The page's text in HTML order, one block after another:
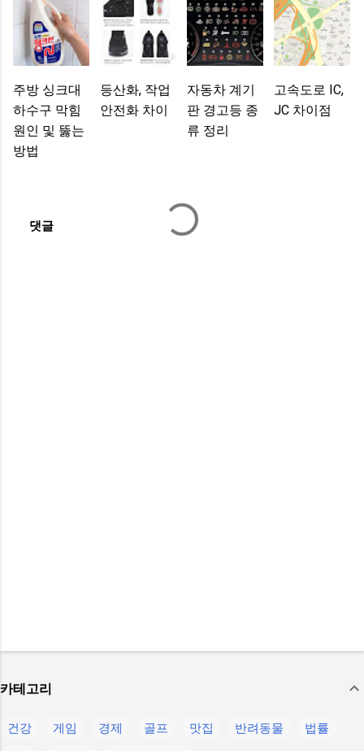
주방 싱크대
하수구 막힘
원인 및 뚫는
방법
등산화, 작업
안전화 차이
자동차 계기
판 경고등 종
류 정리
고속도로 IC,
JC 차이점
댓글
카테고리
건강 게임 경제 골프 맛집 반려동물
법률